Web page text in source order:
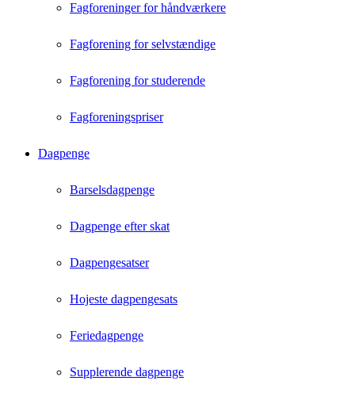
Fagforeninger for håndværkere
Fagforening for selvstændige
Fagforening for studerende
Fagforeningspriser
Dagpenge
Barselsdagpenge
Dagpenge efter skat
Dagpengesatser
Hojeste dagpengesats
Feriedagpenge
Supplerende dagpenge